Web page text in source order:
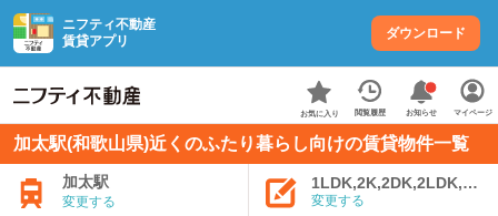
ニフティ不動産
賃貸アプリ
ダウンロード
お気に入り 閲覧履歴 お知らせ マイページ
加太駅(和歌山県)近くのふたり暮らし向けの賃貸物件一覧
加太駅
変更する 変更する